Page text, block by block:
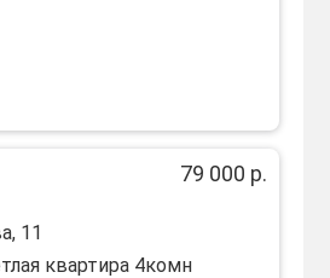
79 000 р.
11
квартира 4комн